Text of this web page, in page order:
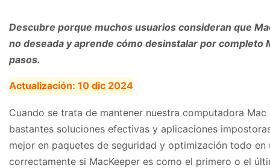
Descubre porque muchos usuarios consideran que
no deseada y aprende cómo desinstalar por completo
pasos.
Actualización: 10 dic 2024
Cuando se trata de mantener nuestra computadora
bastantes soluciones efectivas y aplicaciones
mejor en paquetes de seguridad y optimización todo
correctamente si MacKeeper es como el primero o el